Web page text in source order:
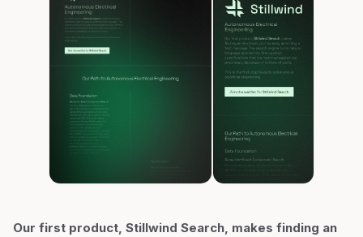
Our first product, Stillwind Search, makes finding an